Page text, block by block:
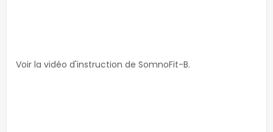
Voir la vidéo d'instruction de SomnoFit-B.